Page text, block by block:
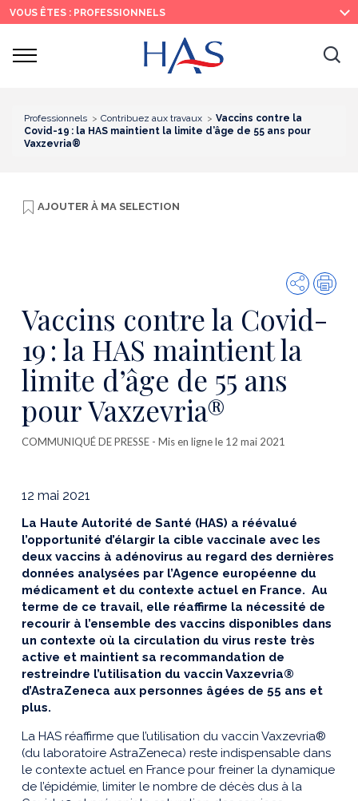
Recherche
Menu
principal
Contenu
principal
VOUS ÊTES : PROFESSIONNELS
Ouvrir
Professionnels Contribuez aux travaux
Vaccins contre la
Covid-19 : la HAS maintient la limite d’âge de 55 ans pour
Vaxzevria®
AJOUTER À MA SELECTION
Partager
Vaccins contre la Covid-
19 : la HAS maintient la
limite d’âge de 55 ans
pour Vaxzevria®
COMMUNIQUÉ DE PRESSE - Mis en ligne le 12 mai 2021
12 mai 2021
La Haute Autorité de Santé (HAS) a réévalué
l’opportunité d’élargir la cible vaccinale avec les
deux vaccins à adénovirus au regard des dernières
données analysées par l’Agence européenne du
médicament et du contexte actuel en France. Au
terme de ce travail, elle réaffirme la nécessité de
recourir à l’ensemble des vaccins disponibles dans
un contexte où la circulation du virus reste très
active et maintient sa recommandation de
restreindre l’utilisation du vaccin Vaxzevria®
d’AstraZeneca aux personnes âgées de 55 ans et
plus.
La HAS réaffirme que l’utilisation du vaccin Vaxzevria®
(du laboratoire AstraZeneca) reste indispensable dans
le contexte actuel en France pour freiner la dynamique
de l’épidémie, limiter le nombre de décès dus à la